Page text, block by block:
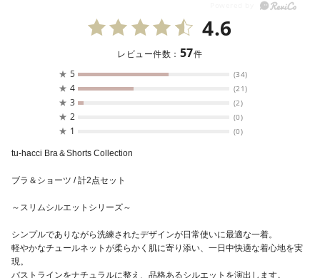
4.6
レビュー件数： 57件
★ 5 (34)
★ 4 (21)
★ 3 (2)
★ 2 (0)
★ 1 (0)
tu-hacci Bra＆Shorts Collection
ブラ＆ショーツ / 計2点セット
～スリムシルエットシリーズ～
シンプルでありながら洗練されたデザインが日常使いに最適な一着。
軽やかなチュールネットが柔らかく肌に寄り添い、一日中快適な着心地を実
現。
バストラインをナチュラルに整え、品格あるシルエットを演出します。